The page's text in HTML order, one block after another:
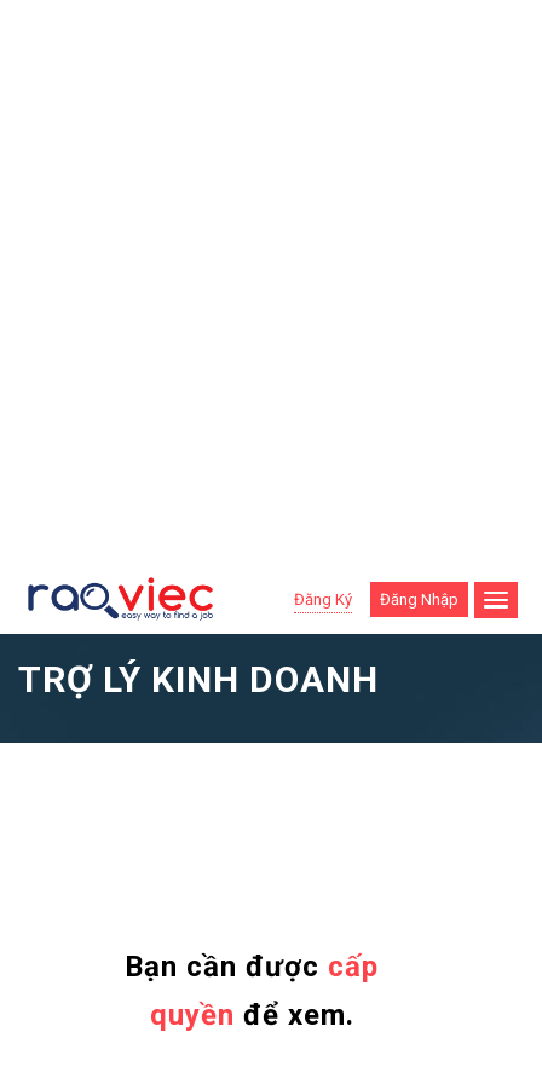
Đăng Ký Đăng Nhập
TRỢ LÝ KINH DOANH
Bạn cần được cấp
quyền để xem.